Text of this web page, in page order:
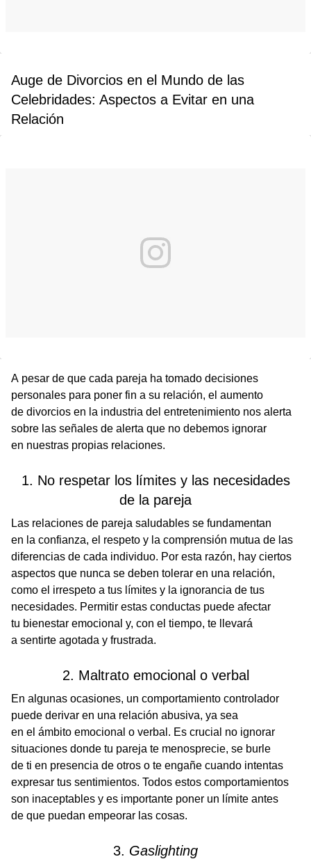
Auge de Divorcios en el Mundo de las
Celebridades: Aspectos a Evitar en una
Relación
A pesar de que cada pareja ha tomado decisiones
personales para poner fin a su relación, el aumento
de divorcios en la industria del entretenimiento nos alerta
sobre las señales de alerta que no debemos ignorar
en nuestras propias relaciones.
1. No respetar los límites y las necesidades
de la pareja
Las relaciones de pareja saludables se fundamentan
en la confianza, el respeto y la comprensión mutua de las
diferencias de cada individuo. Por esta razón, hay ciertos
aspectos que nunca se deben tolerar en una relación,
como el irrespeto a tus límites y la ignorancia de tus
necesidades. Permitir estas conductas puede afectar
tu bienestar emocional y, con el tiempo, te llevará
a sentirte agotada y frustrada.
2. Maltrato emocional o verbal
En algunas ocasiones, un comportamiento controlador
puede derivar en una relación abusiva, ya sea
en el ámbito emocional o verbal. Es crucial no ignorar
situaciones donde tu pareja te menosprecie, se burle
de ti en presencia de otros o te engañe cuando intentas
expresar tus sentimientos. Todos estos comportamientos
son inaceptables y es importante poner un límite antes
de que puedan empeorar las cosas.
3. Gaslighting